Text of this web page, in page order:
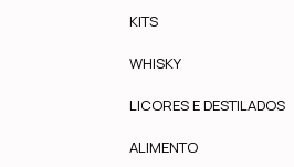
KITS
WHISKY
LICORES E DESTILADOS
ALIMENTO